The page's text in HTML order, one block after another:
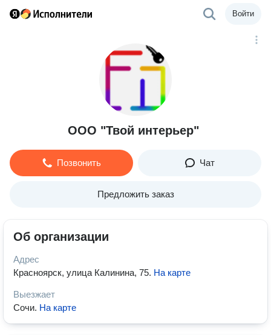
Войти
ООО "Твой интерьер"
Позвонить Чат
Предложить заказ
Об организации
Адрес
Красноярск, улица Калинина, 75. На карте
Выезжает
Сочи. На карте